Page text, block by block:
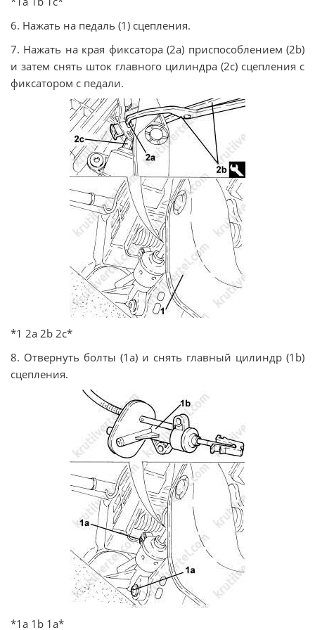
6. Нажать на педаль (1) сцепления.
7. Нажать на края фиксатора (2а) приспособлением (2b)
и затем снять шток главного цилиндра (2с) сцепления с
фиксатором с педали.
*1 2а 2b 2c*
8. Отвернуть болты (1а) и снять главный цилиндр (1b)
сцепления.
*1а 1b 1а*